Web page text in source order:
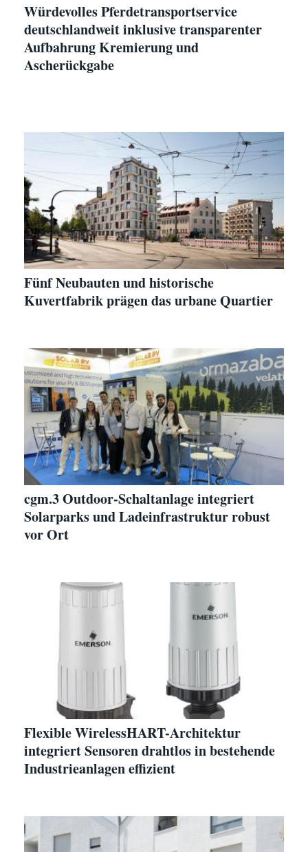
Würdevolles Pferdetransportservice
deutschlandweit inklusive transparenter
Aufbahrung Kremierung und
Ascherückgabe
Fünf Neubauten und historische
Kuvertfabrik prägen das urbane Quartier
cgm.3 Outdoor-Schaltanlage integriert
Solarparks und Ladeinfrastruktur robust
vor Ort
Flexible WirelessHART-Architektur
integriert Sensoren drahtlos in bestehende
Industrieanlagen effizient